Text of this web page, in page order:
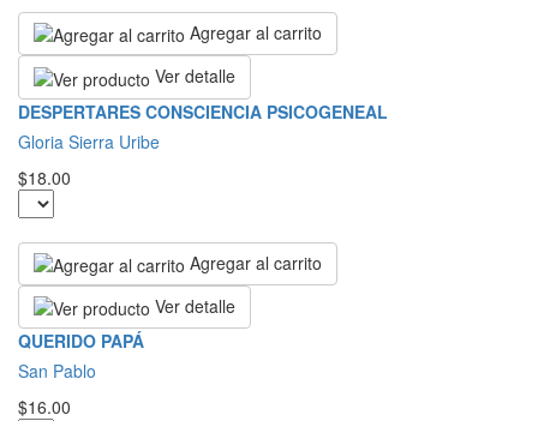
Agregar al carrito
Ver detalle
DESPERTARES CONSCIENCIA PSICOGENEAL
Gloria Sierra Uribe
$18.00
Agregar al carrito
Ver detalle
QUERIDO PAPÁ
San Pablo
$16.00